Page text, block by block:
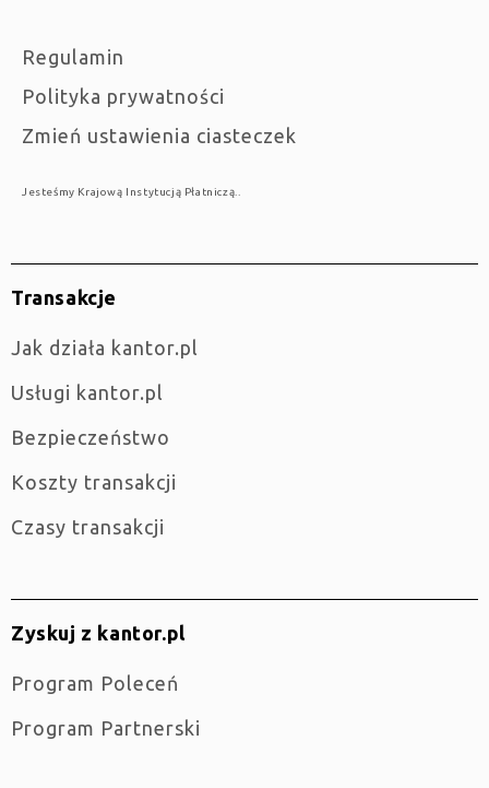
Regulamin
Polityka prywatności
Zmień ustawienia ciasteczek
Jesteśmy Krajową Instytucją Płatniczą..
Transakcje
jak działa kantor.pl
Usługi kantor.pl
Bezpieczeństwo
Koszty transakcji
Czasy transakcji
Zyskuj z kantor.pl
Program Poleceń
Program Partnerski